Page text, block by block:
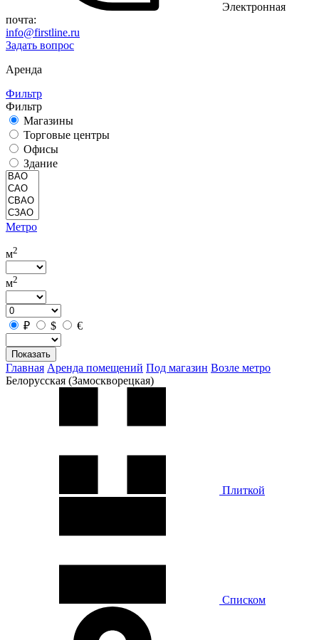
Электронная
почта:
info@firstline.ru
Задать вопрос
Аренда
Фильтр
Фильтр
Магазины
Торговые центры
Офисы
Здание
Метро
м2
м2
₽ $ €
Показать
Главная Аренда помещений Под магазин Возле метро
Белорусская (Замоскворецкая)
Плиткой
Списком